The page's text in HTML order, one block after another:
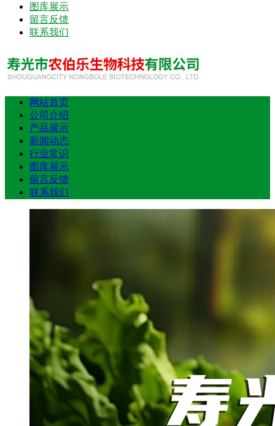
图库展示
留言反馈
联系我们
网站首页
公司介绍
产品展示
新闻动态
行业常识
图库展示
留言反馈
联系我们